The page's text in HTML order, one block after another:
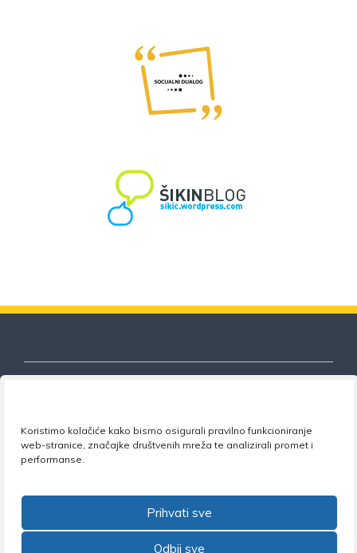
Koristimo kolačiće kako bismo osigurali pravilno funkcioniranje
web-stranice, značajke društvenih mreža te analizirali promet i
performanse.
Prihvati sve
Odbij sve
Nezavisni sindikat znanosti i visokog
obrazovanja